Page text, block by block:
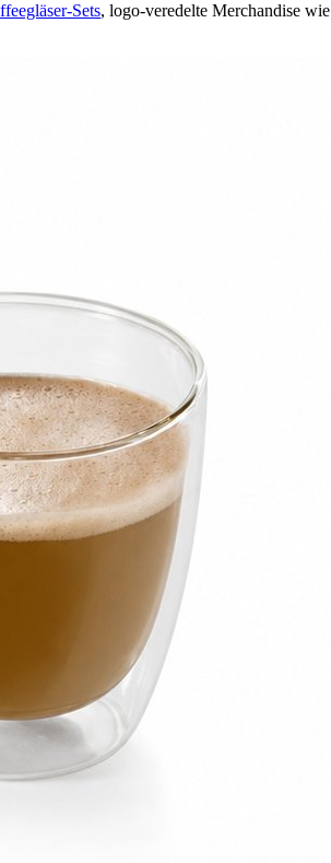
Sets, logo-veredelte Merchandise wie